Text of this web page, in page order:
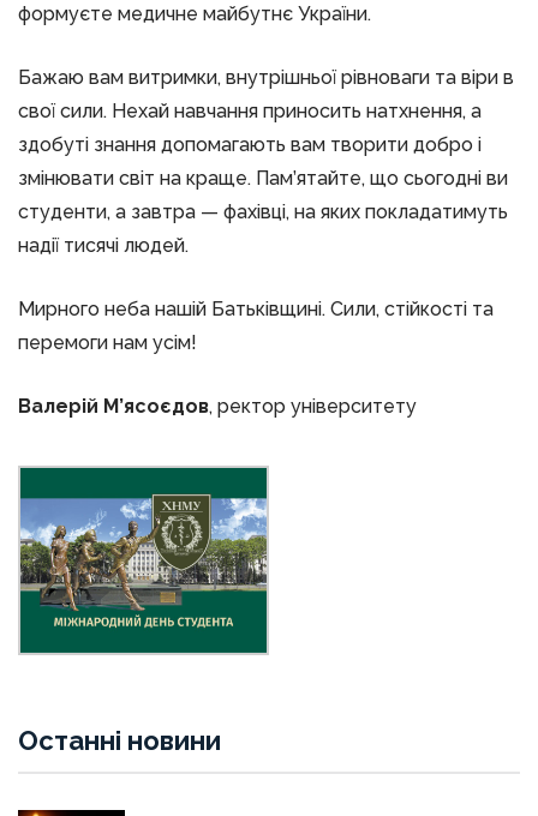
формуєте медичне майбутнє України.
Бажаю вам витримки, внутрішньої рівноваги та віри в
свої сили. Нехай навчання приносить натхнення, а
здобуті знання допомагають вам творити добро і
змінювати світ на краще. Пам’ятайте, що сьогодні ви
студенти, а завтра — фахівці, на яких покладатимуть
надії тисячі людей.
Мирного неба нашій Батьківщині. Сили, стійкості та
перемоги нам усім!
Валерій М’ясоєдов, ректор університету
Останні новини